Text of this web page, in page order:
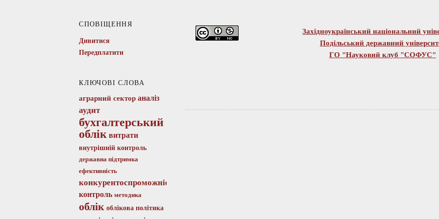
СПОВІЩЕННЯ
Дивитися
Передплатити
КЛЮЧОВІ СЛОВА
аграрний сектор аналіз
аудит
бухгалтерський
облік витрати
внутрішній контроль
державна підтримка
ефективність
конкурентоспроможність
контроль методика
облік облікова політика
Західноукраїнський національний
Подільський державний
ГО "Науковий клуб "СОФУС"